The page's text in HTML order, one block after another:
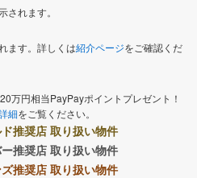
れます。
ます。詳しくは紹介ページをご確認くだ
万円相当PayPayポイントプレゼント！
細をご覧ください。
推奨店 取り扱い物件
推奨店 取り扱い物件
推奨店 取り扱い物件